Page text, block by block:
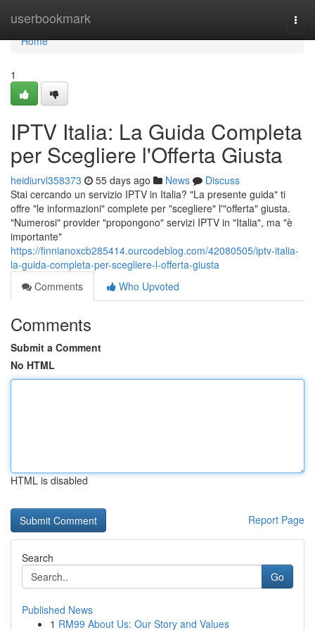
userbookmark
Home
Home
1
IPTV Italia: La Guida Completa
per Scegliere l'Offerta Giusta
heidiurvl358373 55 days ago News
Discuss
Stai cercando un servizio IPTV in Italia? "La presente guida" ti
offre "le informazioni" complete per "scegliere" l'"offerta" giusta.
"Numerosi" provider "propongono" servizi IPTV in "Italia", ma "è
importante"
https://finnianoxcb285414.ourcodeblog.com/42080505/iptv-italia-
la-guida-completa-per-scegliere-l-offerta-giusta
Comments
Who Upvoted
Comments
Submit a Comment
No HTML
HTML is disabled
Report Page
Search
Go
Published News
1 RM99 About Us: Our Story and Values